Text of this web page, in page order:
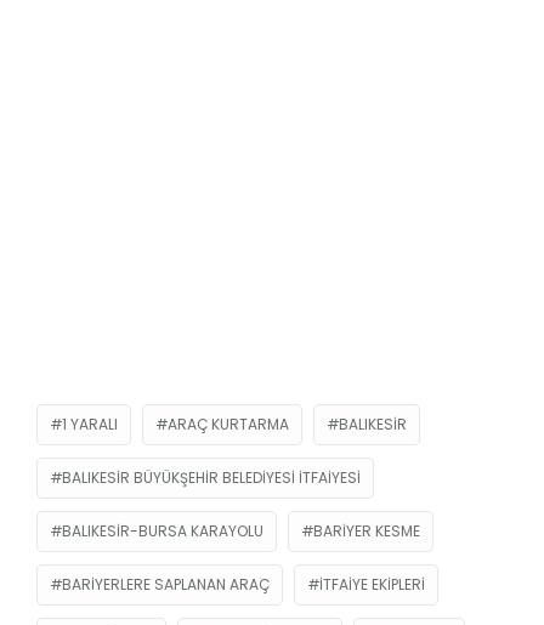
1 YARALI ARAÇ KURTARMA BALIKESIR
BALIKESIR BÜYÜKŞEHIR BELEDIYESI İTFAIYESI
BALIKESIR-BURSA KARAYOLU BARIYER KESME
BARIYERLERE SAPLANAN ARAÇ ITFAIYE EKIPLERI